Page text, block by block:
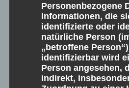
Social Media
Personenbezogene
Informationen, die
identifizierte oder
natürliche Person
„betroffene
identifizierbar wird
Person angesehen,
indirekt,